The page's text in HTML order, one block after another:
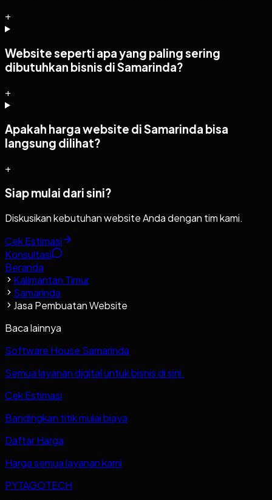
+
Website seperti apa yang paling sering
dibutuhkan bisnis di Samarinda?
+
Apakah harga website di Samarinda bisa
langsung dilihat?
+
Siap mulai dari sini?
Diskusikan kebutuhan website Anda dengan tim kami.
Cek Estimasi
Konsultasi
Beranda
Kalimantan Timur
Samarinda
Jasa Pembuatan Website
Baca lainnya
Software House Samarinda
Semua layanan digital untuk bisnis di sini.
Cek Estimasi
Bandingkan titik mulai biaya
Daftar Harga
Harga semua layanan kami
PYTAGOTECH